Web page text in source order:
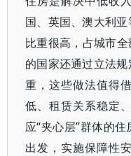
国、英国、澳大利
比重很高，占城市
的国家还通过立法
重，这些做法值得
低、租赁关系稳定
应“夹心层”群体的
出发，实施保障性